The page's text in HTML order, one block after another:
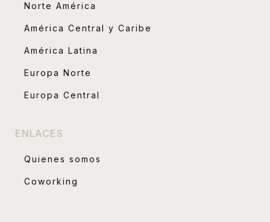
Norte América
América Central y Caribe
América Latina
Europa Norte
Europa Central
ENLACES
Quienes somos
Coworking